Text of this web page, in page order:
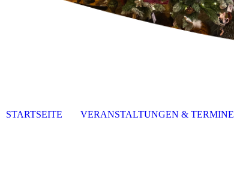
STARTSEITE VERANSTALTUNGEN & TERMINE